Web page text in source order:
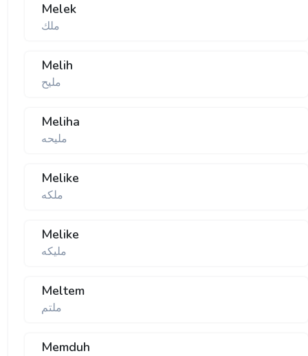
Melek
ملك
Melih
ملیح
Meliha
ملیحه
Melike
ملكه
Melike
ملیكه
Meltem
ملتم
Memduh